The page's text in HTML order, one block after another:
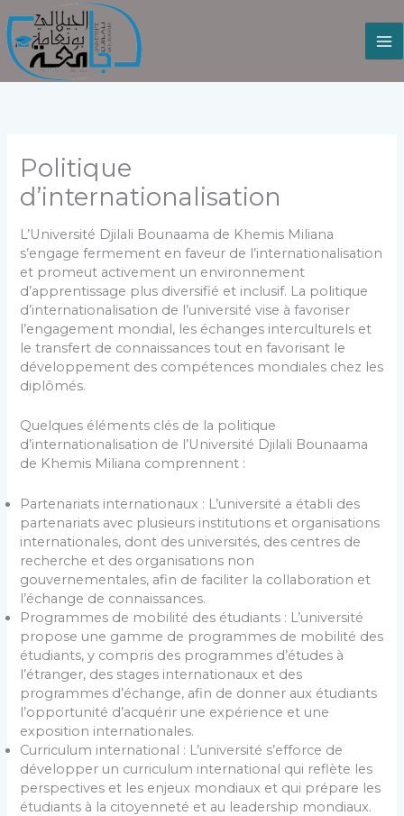
au
contenu
Politique
d’internationalisation
L’Université Djilali Bounaama de Khemis Miliana
s’engage fermement en faveur de l’internationalisation
et promeut activement un environnement
d’apprentissage plus diversifié et inclusif. La politique
d’internationalisation de l’université vise à favoriser
l’engagement mondial, les échanges interculturels et
le transfert de connaissances tout en favorisant le
développement des compétences mondiales chez les
diplômés.
Quelques éléments clés de la politique
d’internationalisation de l’Université Djilali Bounaama
de Khemis Miliana comprennent :
Partenariats internationaux : L’université a établi des
partenariats avec plusieurs institutions et organisations
internationales, dont des universités, des centres de
recherche et des organisations non
gouvernementales, afin de faciliter la collaboration et
l’échange de connaissances.
Programmes de mobilité des étudiants : L’université
propose une gamme de programmes de mobilité des
étudiants, y compris des programmes d’études à
l’étranger, des stages internationaux et des
programmes d’échange, afin de donner aux étudiants
l’opportunité d’acquérir une expérience et une
exposition internationales.
Curriculum international : L’université s’efforce de
développer un curriculum international qui reflète les
perspectives et les enjeux mondiaux et qui prépare les
étudiants à la citoyenneté et au leadership mondiaux.